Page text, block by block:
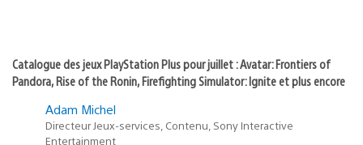
Catalogue des jeux PlayStation Plus pour juillet : Avatar: Frontiers of
Pandora, Rise of the Ronin, Firefighting Simulator: Ignite et plus encore
Adam Michel
Directeur Jeux-services, Contenu, Sony Interactive
Entertainment